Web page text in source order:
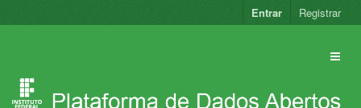
para
Entrar Registrar